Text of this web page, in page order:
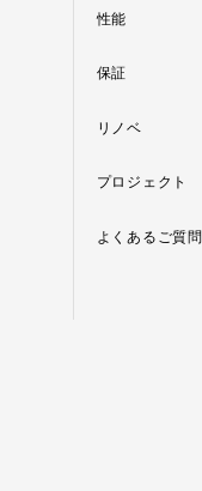
性能
保証
リノベ
プロジェクト
よくあるご質問